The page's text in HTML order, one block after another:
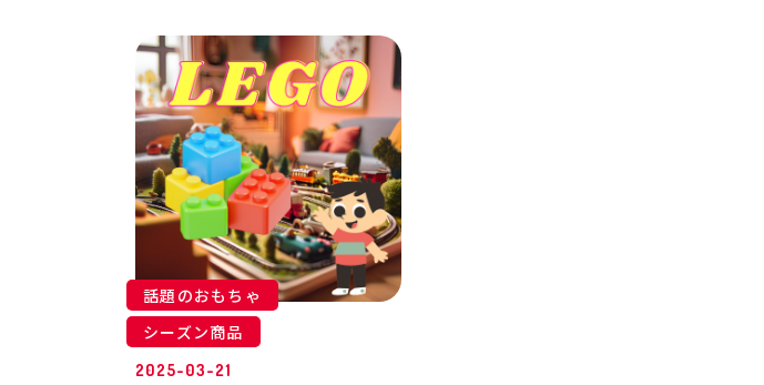
話題のおもちゃ
シーズン商品
2025-03-21